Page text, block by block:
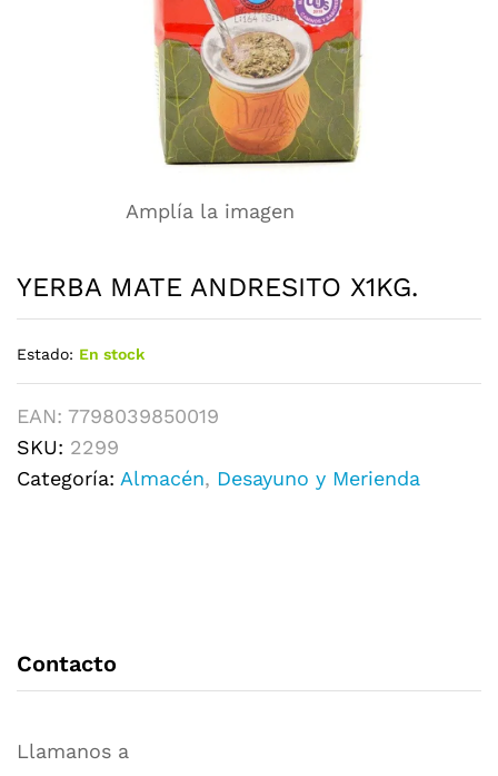
Amplía la imagen
YERBA MATE ANDRESITO X1KG.
Estado: En stock
EAN: 7798039850019
SKU: 2299
Categoría: Almacén, Desayuno y Merienda
Contacto
Llamanos a